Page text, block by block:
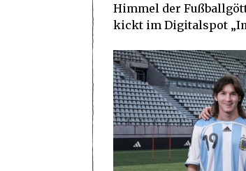
Himmel der
kickt im Digitalspot